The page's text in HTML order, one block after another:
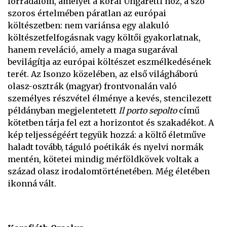
szoros értelmében páratlan az európai
költészetben: nem variánsa egy alakuló
költészetfelfogásnak vagy költői gyakorlatnak,
hanem reveláció, amely a maga sugarával
bevilágítja az európai költészet eszmélkedésének
terét. Az Isonzo közelében, az első világháború
olasz-osztrák (magyar) frontvonalán való
személyes részvétel élménye a kevés, stencilezett
példányban megjelentetett Il porto sepoltocímű
kötetben tárja fel ezt a horizontot és szakadékot. A
kép teljességéért tegyük hozzá: a költő életműve
haladt tovább, táguló poétikák és nyelvi normák
mentén, kötetei mindig mérföldkövek voltak a
század olasz irodalomtörténetében. Még életében
ikonná vált.